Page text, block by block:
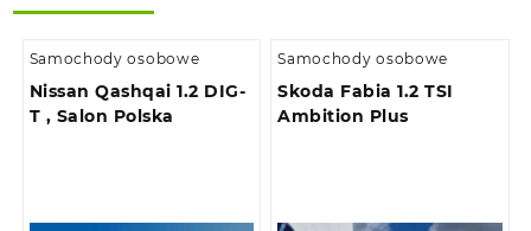
Samochody osobowe
Nissan Qashqai 1.2 DIG-
T , Salon Polska
Samochody osobowe
Skoda Fabia 1.2 TSI
Ambition Plus